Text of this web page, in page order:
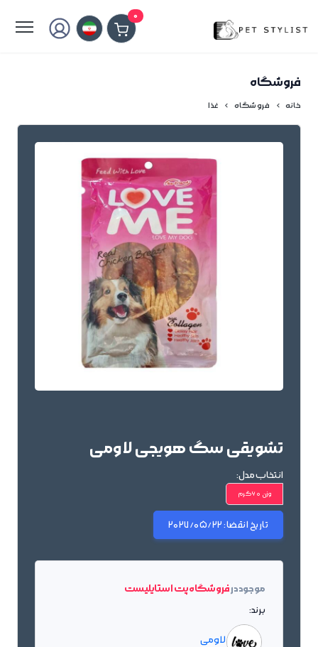
0
فروشگاه
خانه فروشگاه غذا
تشویقی سگ هویجی لاومی
انتخاب مدل:
وزن 60گرم
تاریخ انقضا:2027/05/22
موجود درفروشگاه پت استایلیست
برند:
لاومی